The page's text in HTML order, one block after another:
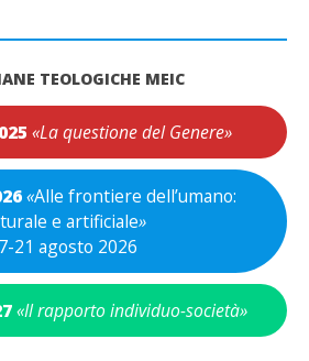
TEOLOGICHE MEIC
«La questione del Genere»
«Alle frontiere dell’umano:
e artificiale»
21 agosto 2026
«Il rapporto individuo-società»